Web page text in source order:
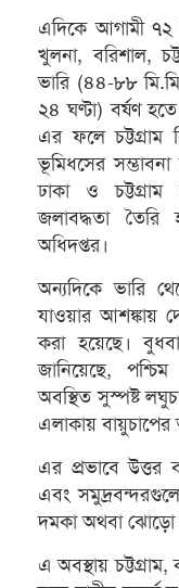
এদিকে আগামী ৭২
খুলনা, বরিশাল,
ভারি (৪৪-৮৮
২৪ ঘণ্টা) বর্ষণ
এর ফলে চট্টগ্রাম
ভূমিধসের
ঢাকা ও
জলাবদ্ধতা
অধিদপ্তর।
অন্যদিকে ভারি
যাওয়ার আশঙ্কায়
করা হয়েছে।
জানিয়েছে,
অবস্থিত সুস্পষ্ট
এলাকায়
এর প্রভাবে উত্তর
এবং
দমকা অথবা ঝোড়ো
এ অবস্থায়